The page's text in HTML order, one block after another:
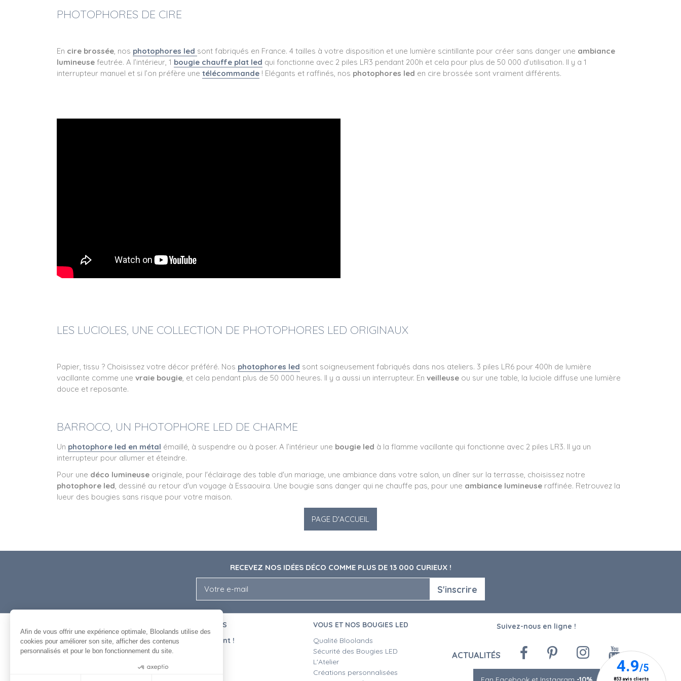
PHOTOPHORES DE CIRE
En cire brossée, nos photophores led sont fabriqués en France. 4 tailles à votre disposition et une lumière scintillante pour créer sans danger une ambiance
lumineuse feutrée. A l’intérieur, 1 bougie chauffe plat led qui fonctionne avec 2 piles LR3 pendant 200h et cela pour plus de 50 000 d’utilisation. Il y a 1
interrupteur manuel et si l’on préfère une télécommande ! Elégants et raffinés, nos photophores led en cire brossée sont vraiment différents.
LES LUCIOLES, UNE COLLECTION DE PHOTOPHORES LED ORIGINAUX
Papier, tissu ? Choisissez votre décor préféré. Nos photophores led sont soigneusement fabriqués dans nos ateliers. 3 piles LR6 pour 400h de lumière
vacillante comme une vraie bougie, et cela pendant plus de 50 000 heures. Il y a aussi un interrupteur. En veilleuse ou sur une table, la luciole diffuse une lumière
douce et reposante.
BARROCO, UN PHOTOPHORE LED DE CHARME
Un photophore led en métal émaillé, à suspendre ou à poser. A l’intérieur une bougie led à la flamme vacillante qui fonctionne avec 2 piles LR3. Il ya un
interrupteur pour allumer et éteindre.
Pour une déco lumineuse originale, pour l'éclairage des table d'un mariage, une ambiance dans votre salon, un dîner sur la terrasse, choisissez notre
photophore led, dessiné au retour d'un voyage à Essaouira. Une bougie sans danger qui ne chauffe pas, pour une ambiance lumineuse raffinée. Retrouvez la
lueur des bougies sans risque pour votre maison.
RECEVEZ NOS IDÉES DÉCO COMME PLUS DE 13 000 CURIEUX !
S'inscrire
L'équipe
L'histoire de Bloolands
ENTRE NOUS
Recrutement !
VOUS ET NOS BOUGIES LED
Qualité Bloolands
Sécurité des Bougies LED
L'Atelier
Créations personnalisées
Suivez-nous en ligne !
ACTUALITÉS
Afin de vous offrir une expérience optimale, Bloolands utilise des
cookies pour améliorer son site, afficher des contenus
personnalisés et pour le bon fonctionnement du site.